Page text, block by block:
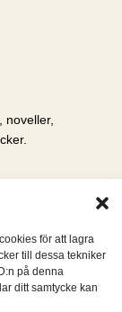
för att lagra
till dessa tekniker
på denna
ditt samtycke kan
noveller,